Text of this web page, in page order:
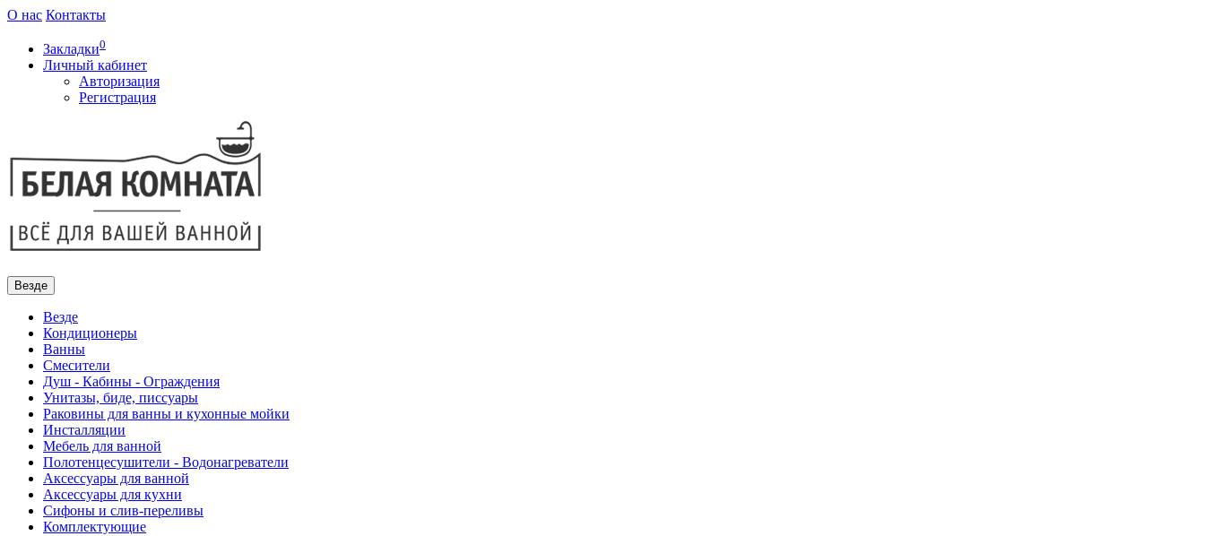
О нас Контакты
Закладки0
Личный кабинет
Авторизация
Регистрация
Везде
Везде
Кондиционеры
Ванны
Смесители
Душ - Кабины - Ограждения
Унитазы, биде, писсуары
Раковины для ванны и кухонные мойки
Инсталляции
Мебель для ванной
Полотенцесушители - Водонагреватели
Аксессуары для ванной
Аксессуары для кухни
Сифоны и слив-переливы
Комплектующие